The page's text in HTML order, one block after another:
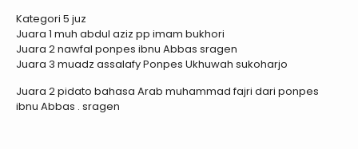
Kategori 5 juz
Juara 1 muh abdul aziz pp imam bukhori
Juara 2 nawfal ponpes ibnu Abbas sragen
Juara 3 muadz assalafy Ponpes Ukhuwah sukoharjo
Juara 2 pidato bahasa Arab muhammad fajri dari ponpes
ibnu Abbas . sragen